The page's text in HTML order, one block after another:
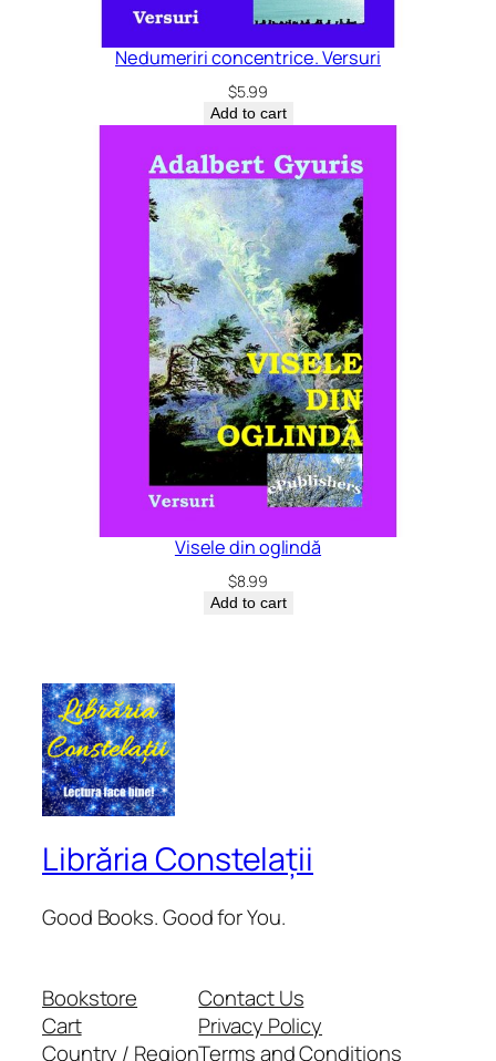
Nedumeriri concentrice. Versuri
$5.99
Add to cart
Visele din oglindă
$8.99
Add to cart
Librăria Constelații
Good Books. Good for You.
Bookstore
Cart
Country / Region
Contact Us
Privacy Policy
Terms and Conditions